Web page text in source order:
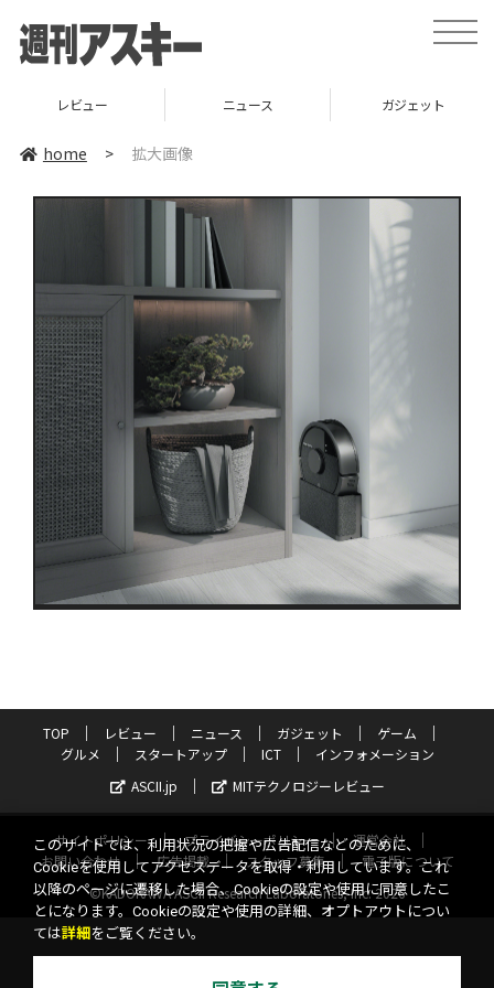
toggle
レビュー ニュース ガジェット
home > 拡大画像
TOP レビュー ニュース ガジェット
ゲーム
グルメ
スタートアップ ICT
インフォメーション
ASCII.jp
MITテクノロジーレビュー
サイトポリシー プライバシーポリシー
運営会社
お問い合わせ
広告掲載 スタッフ募集
電子版について
©KADOKAWA ASCII Research Laboratories, Inc. 2026
このサイトでは、利用状況の把握や広告配信などのために、
Cookieを使用してアクセスデータを取得・利用しています。これ
以降のページに遷移した場合、Cookieの設定や使用に同意したこ
とになります。Cookieの設定や使用の詳細、オプトアウトについ
ては詳細 をご覧ください。